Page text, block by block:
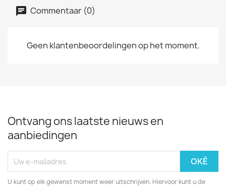
Commentaar (0)
Geen klantenbeoordelingen op het moment.
Ontvang ons laatste nieuws en
aanbiedingen
U kunt op elk gewenst moment weer uitschrijven. Hiervoor kunt u de